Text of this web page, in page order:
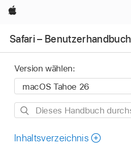
Apple
Safari – Benutzerhandbuch
Version wählen:
Dieses
durchsuchen
Inhaltsverzeichnis